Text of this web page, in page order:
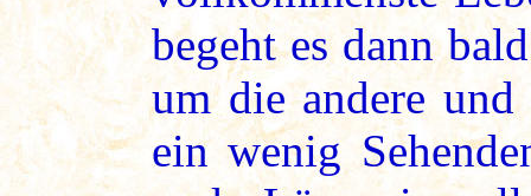
begeht es dann
um die andere
ein wenig